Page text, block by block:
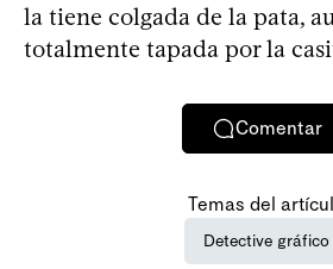
la tiene colgada de la pata,
totalmente tapada por la
Comentar
Temas del
Detective gráfico